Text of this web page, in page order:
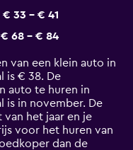
€ 33 - € 41
€ 68 - € 84
van een klein auto in
is € 38. De
auto te huren in
is in november. De
van het jaar en je
voor het huren van
dan de